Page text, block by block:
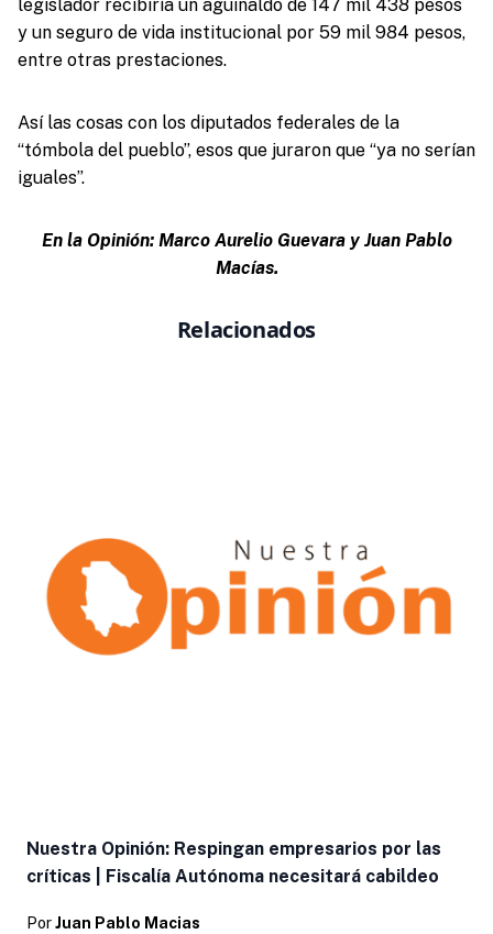
legislador recibiría un aguinaldo de 147 mil 438 pesos
y un seguro de vida institucional por 59 mil 984 pesos,
entre otras prestaciones.
Así las cosas con los diputados federales de la
“tómbola del pueblo”, esos que juraron que “ya no serían
iguales”.
En la Opinión: Marco Aurelio Guevara y Juan Pablo
Macías.
Relacionados
Nuestra Opinión: Respingan empresarios por las
críticas | Fiscalía Autónoma necesitará cabildeo
Por Juan Pablo Macias